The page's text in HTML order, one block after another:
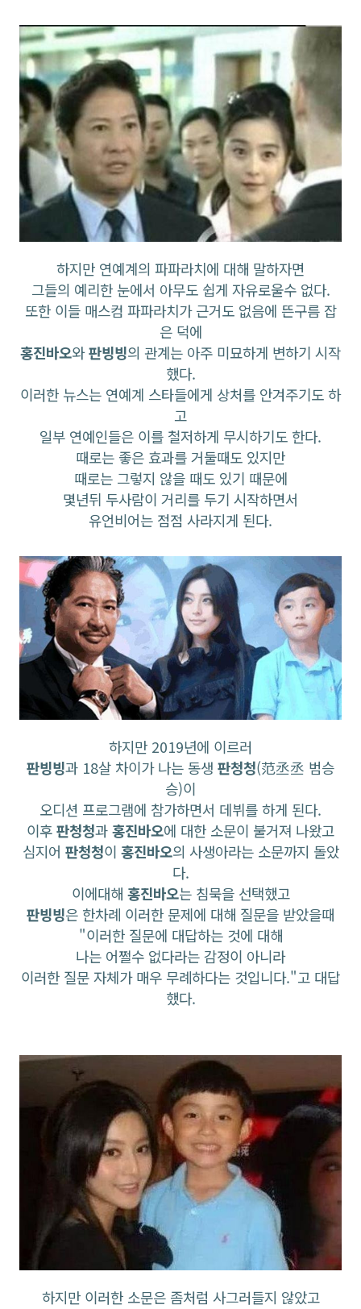
하지만 연예계의 파파라치에 대해 말하자면
그들의 예리한 눈에서 아무도 쉽게 자유로울수 없다.
또한 이들 매스컴 파파라치가 근거도 없음에 뜬구름 잡
은 덕에
홍진바오와판빙빙의 관계는 아주 미묘하게 변하기 시작
했다.
이러한 뉴스는 연예계 스타들에게 상처를 안겨주기도 하
고
일부 연예인들은 이를 철저하게 무시하기도 한다.
때로는 좋은 효과를 거둘때도 있지만
때로는 그렇지 않을 때도 있기 때문에
몇년뒤 두사람이 거리를 두기 시작하면서
유언비어는 점점 사라지게 된다.
하지만 2019년에 이르러
판빙빙과 18살 차이가 나는 동생 판청청(范丞丞 범승
승)이
오디션 프로그램에 참가하면서 데뷔를 하게 된다.
이후판청청과홍진바오에 대한 소문이 불거져 나왔고
심지어 판청청이 홍진바오의 사생아라는 소문까지 돌았
다.
이에대해 홍진바오는 침묵을 선택했고
판빙빙은 한차례 이러한 문제에 대해 질문을 받았을때
"이러한 질문에 대답하는 것에 대해
나는 어쩔수 없다라는 감정이 아니라
이러한 질문 자체가 매우 무례하다는 것입니다."고 대답
했다.
하지만 이러한 소문은 좀처럼 사그러들지 않았고